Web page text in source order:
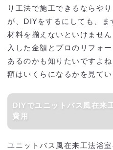
り工法で施工できるならや
が、DIYをするにしても、
材料を揃えないといけませ
入した金額とプロのリフォ
あるのかも知りたいですよ
額はいくらになるかを見てい
DIYでユニットバス風在来工法浴室にする為の材料の
費用
ユニットバス風在来工法浴